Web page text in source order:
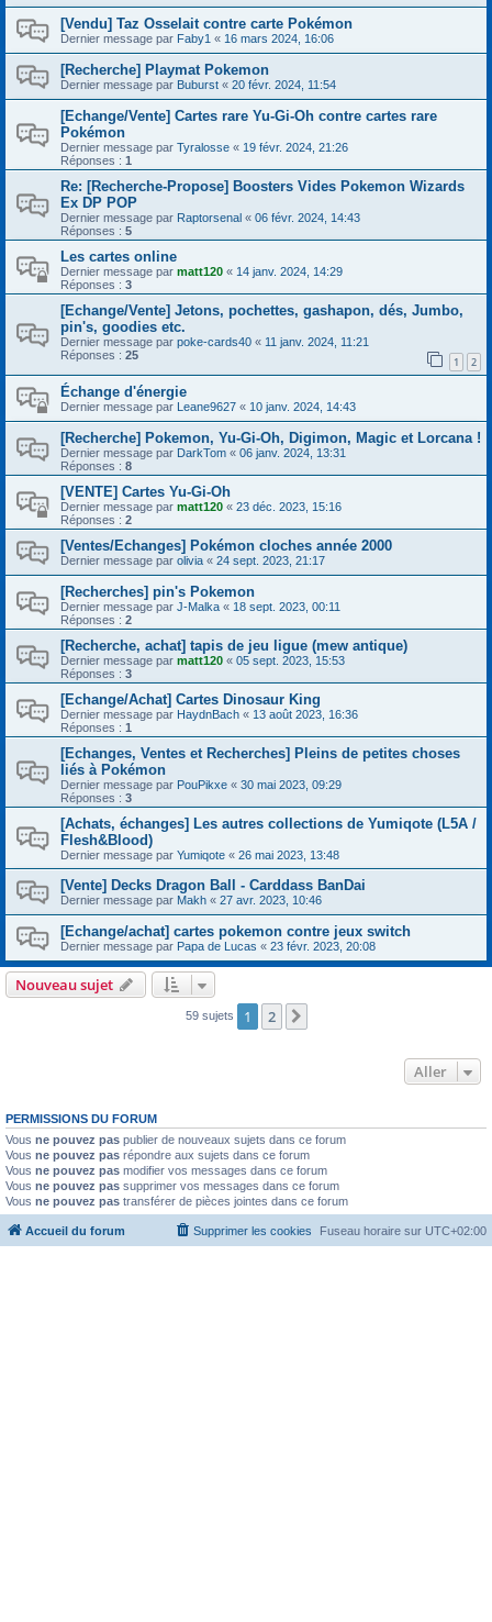
[Vendu] Taz Osselait contre carte Pokémon
Dernier message par Faby1 « 16 mars 2024, 16:06
[Recherche] Playmat Pokemon
Dernier message par Buburst « 20 févr. 2024, 11:54
[Echange/Vente] Cartes rare Yu-Gi-Oh contre cartes rare
Pokémon
Dernier message par Tyralosse « 19 févr. 2024, 21:26
Réponses : 1
Re: [Recherche-Propose] Boosters Vides Pokemon Wizards
Ex DP POP
Dernier message par Raptorsenal « 06 févr. 2024, 14:43
Réponses : 5
Les cartes online
Dernier message par matt120 « 14 janv. 2024, 14:29
Réponses : 3
[Echange/Vente] Jetons, pochettes, gashapon, dés, Jumbo,
pin's, goodies etc.
Dernier message par poke-cards40 « 11 janv. 2024, 11:21
Réponses : 25 1 2
Échange d'énergie
Dernier message par Leane9627 « 10 janv. 2024, 14:43
[Recherche] Pokemon, Yu-Gi-Oh, Digimon, Magic et Lorcana !
Dernier message par DarkTom « 06 janv. 2024, 13:31
Réponses : 8
[VENTE] Cartes Yu-Gi-Oh
Dernier message par matt120 « 23 déc. 2023, 15:16
Réponses : 2
[Ventes/Echanges] Pokémon cloches année 2000
Dernier message par olivia « 24 sept. 2023, 21:17
[Recherches] pin's Pokemon
Dernier message par J-Malka « 18 sept. 2023, 00:11
Réponses : 2
[Recherche, achat] tapis de jeu ligue (mew antique)
Dernier message par matt120 « 05 sept. 2023, 15:53
Réponses : 3
[Echange/Achat] Cartes Dinosaur King
Dernier message par HaydnBach « 13 août 2023, 16:36
Réponses : 1
[Echanges, Ventes et Recherches] Pleins de petites choses
liés à Pokémon
Dernier message par PouPikxe « 30 mai 2023, 09:29
Réponses : 3
[Achats, échanges] Les autres collections de Yumiqote (L5A /
Flesh&Blood)
Dernier message par Yumiqote « 26 mai 2023, 13:48
[Vente] Decks Dragon Ball - Carddass BanDai
Dernier message par Makh « 27 avr. 2023, 10:46
[Echange/achat] cartes pokemon contre jeux switch
Dernier message par Papa de Lucas « 23 févr. 2023, 20:08
Nouveau sujet
59 sujets 1 2
Aller
PERMISSIONS DU FORUM
Vous ne pouvez pas publier de nouveaux sujets dans ce forum
Vous ne pouvez pas répondre aux sujets dans ce forum
Vous ne pouvez pas modifier vos messages dans ce forum
Vous ne pouvez pas supprimer vos messages dans ce forum
Vous ne pouvez pas transférer de pièces jointes dans ce forum
Accueil du forum Fuseau horaire sur UTC+02:00
Supprimer les cookies